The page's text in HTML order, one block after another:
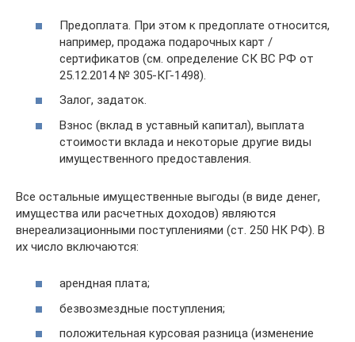
Предоплата. При этом к предоплате относится,
например, продажа подарочных карт /
сертификатов (см. определение СК ВС РФ от
25.12.2014 № 305-КГ-1498).
Залог, задаток.
Взнос (вклад в уставный капитал), выплата
стоимости вклада и некоторые другие виды
имущественного предоставления.
Все остальные имущественные выгоды (в виде денег,
имущества или расчетных доходов) являются
внереализационными поступлениями (ст. 250 НК РФ). В
их число включаются:
арендная плата;
безвозмездные поступления;
положительная курсовая разница (изменение